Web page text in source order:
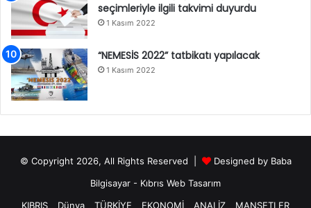
seçimleriyle ilgili takvimi duyurdu
1 Kasım 2022
“NEMESİS 2022” tatbikatı yapılacak
1 Kasım 2022
© Copyright 2026, All Rights Reserved | Designed by Baba
Bilgisayar - Kıbrıs Web Tasarım
KIBRIS
Dünya TÜRKİYE EKONOMİ ANALİZ MANŞETLER